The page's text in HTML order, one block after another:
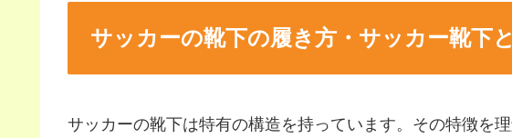
サッカーの靴下の履き方・サッカー靴下
サッカーの靴下は特有の構造を持っています。その特徴を